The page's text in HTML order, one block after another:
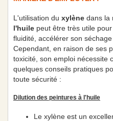
L'utilisation du xylène dans la
l'huile peut être très utile
fluidité, accélérer son
Cependant, en raison de ses
toxicité, son emploi nécessite
quelques conseils pratiques
toute sécurité :
Dilution des peintures à l'huile
Le xylène est un